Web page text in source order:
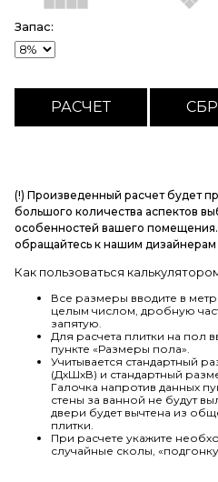
Запас:
(!) Произведенный расчет будет
большого количества аспектов
особенностей вашего помещения.
обращайтесь к нашим дизайнерам
Как пользоваться
Все размеры вводите в
целым числом, дробную
запятую.
Для расчета плитки на пол
пункте «Размеры пола».
Учитывается стандартный
(ДхШхВ) и стандартный
Галочка напротив данных
стены за ванной не будут
двери будет вычтена из
плитки.
При расчете укажите
случайные сколы,